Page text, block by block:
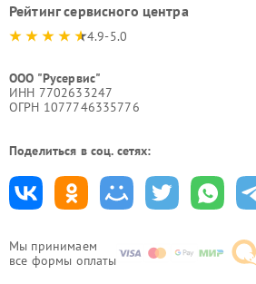
Мы принимаем
все формы оплаты
Рейтинг сервисного центра
4.9-5.0
ООО "Русервис"
ИНН 7702633247
ОГРН 1077746335776
Поделиться в соц. сетях: